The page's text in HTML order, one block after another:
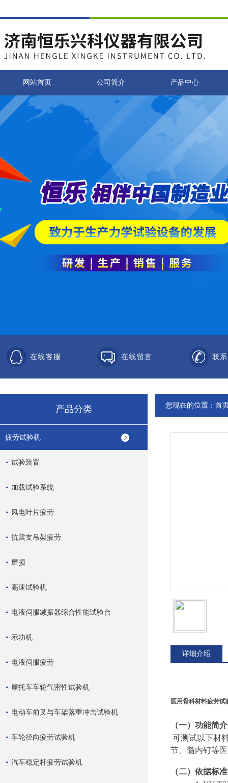
网站首页 公司简介 产品中心
在线客服 在线留言 联
产品分类
疲劳试验机
试验装置
加载试验系统
风电叶片疲劳
抗震支吊架疲劳
磨损
高速试验机
电液伺服减振器综合性能试验台
示功机
电液伺服疲劳
摩托车车轮气密性试验机
电动车前叉与车架落重冲击试验机
车轮径向疲劳试验机
汽车稳定杆疲劳试验机
您现在的位置： 首
详细介绍
医用骨科材料疲劳
（一）功能简
可测试以下材
节、髓内钉等
（二）依据标